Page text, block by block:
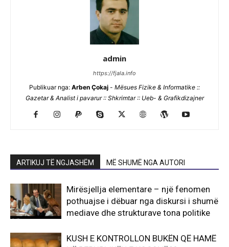
admin
https://fjala.info
Publikuar nga: Arben Çokaj - Mësues Fizike & Informatike ::
Gazetar & Analist i pavarur :: Shkrimtar :: Ueb- & Grafikdizajner
ARTIKUJ TË NGJASHËM MË SHUMË NGA AUTORI
Mirësjellja elementare – një fenomen
pothuajse i dëbuar nga diskursi i shumë
mediave dhe strukturave tona politike
KUSH E KONTROLLON BUKËN QË HAMË